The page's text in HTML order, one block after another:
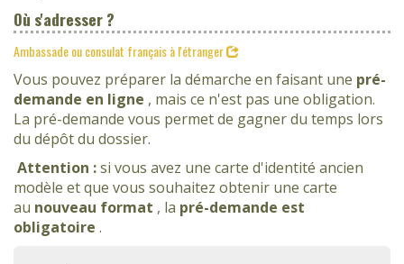
Où s'adresser ?
Ambassade ou consulat français à l'étranger
Vous pouvez préparer la démarche en faisant une pré-
demande en ligne , mais ce n'est pas une obligation.
La pré-demande vous permet de gagner du temps lors
du dépôt du dossier.
Attention :si vous avez une carte d'identité ancien
modèle et que vous souhaitez obtenir une carte
au nouveau format , la pré-demande est
obligatoire .